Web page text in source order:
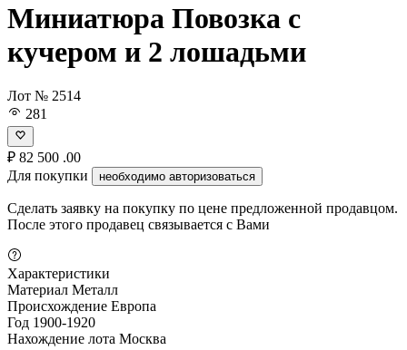
Миниатюра Повозка с
кучером и 2 лошадьми
Лот № 2514
281
₽ 82 500 .00
Для покупки
необходимо авторизоваться
Сделать заявку на покупку по цене предложенной продавцом.
После этого продавец связывается с Вами
Характеристики
Материал Металл
Происхождение Европа
Год 1900-1920
Нахождение лота Москва